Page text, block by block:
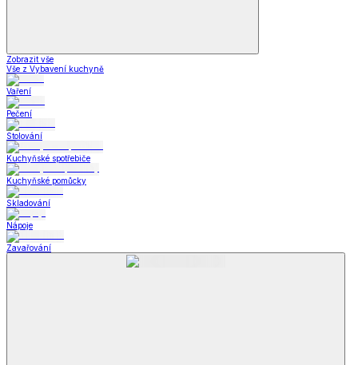
Zobrazit vše
Vše z Vybavení kuchyně
Vaření
Pečení
Stolování
Kuchyňské spotřebiče
Kuchyňské pomůcky
Skladování
Nápoje
Zavařování